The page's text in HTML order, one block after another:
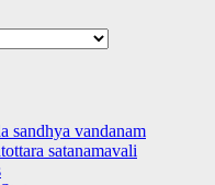
sandhya vandanam
satanamavali